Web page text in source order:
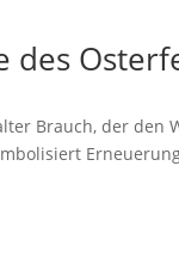
des
Brauch, der